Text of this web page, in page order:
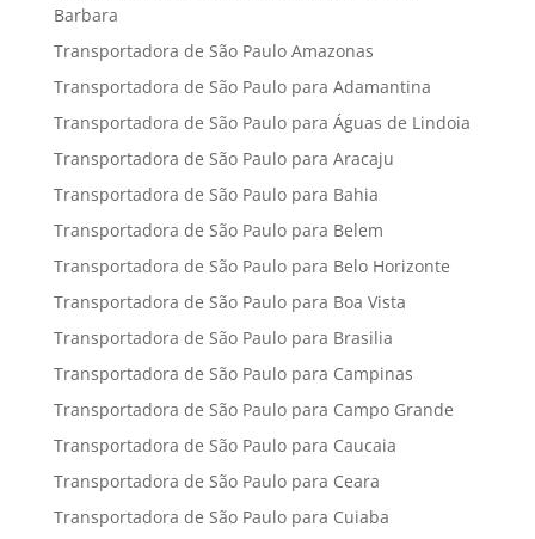
Barbara
Transportadora de São Paulo Amazonas
Transportadora de São Paulo para Adamantina
Transportadora de São Paulo para Águas de Lindoia
Transportadora de São Paulo para Aracaju
Transportadora de São Paulo para Bahia
Transportadora de São Paulo para Belem
Transportadora de São Paulo para Belo Horizonte
Transportadora de São Paulo para Boa Vista
Transportadora de São Paulo para Brasilia
Transportadora de São Paulo para Campinas
Transportadora de São Paulo para Campo Grande
Transportadora de São Paulo para Caucaia
Transportadora de São Paulo para Ceara
Transportadora de São Paulo para Cuiaba